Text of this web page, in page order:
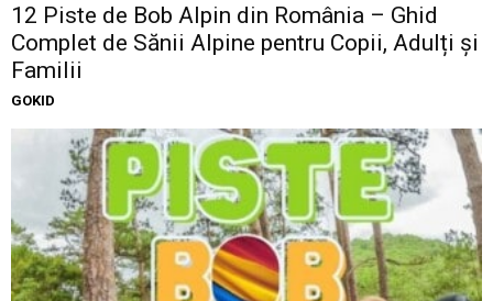
12 Piste de Bob Alpin din România – Ghid
Complet de Sănii Alpine pentru Copii, Adulți și
Familii
GOKID